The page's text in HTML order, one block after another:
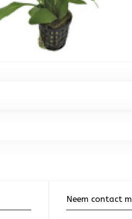
Neem contact